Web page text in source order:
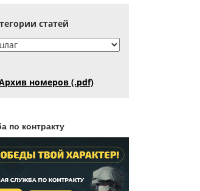
статей
номеров (.pdf)
по контракту